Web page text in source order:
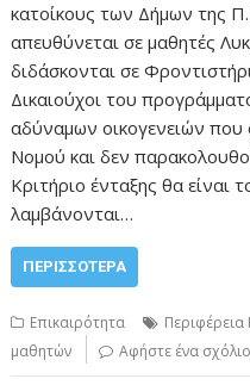
κατοίκους των Δήμων της
απευθύνεται σε μαθητές
διδάσκονται σε
Δικαιούχοι του
αδύναμων οικογενειών που
Νομού και δεν
Κριτήριο ένταξης θα είναι
λαμβάνονται…
ΠΕΡΙΣΣΌΤΕΡΑ
Επικαιρότητα
μαθητών
Αφήστε ένα σχόλιο